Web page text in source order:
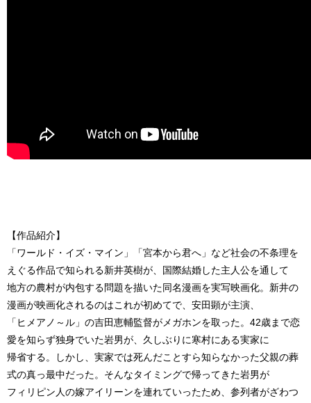
【作品紹介】
「ワールド・イズ・マイン」「宮本から君へ」など社会の不条理を
えぐる作品で知られる新井英樹が、国際結婚した主人公を通して
地方の農村が内包する問題を描いた同名漫画を実写映画化。新井の
漫画が映画化されるのはこれが初めてで、安田顕が主演、
「ヒメアノ～ル」の吉田恵輔監督がメガホンを取った。42歳まで恋
愛を知らず独身でいた岩男が、久しぶりに寒村にある実家に
帰省する。しかし、実家では死んだことすら知らなかった父親の葬
式の真っ最中だった。そんなタイミングで帰ってきた岩男が
フィリピン人の嫁アイリーンを連れていったため、参列者がざわつ